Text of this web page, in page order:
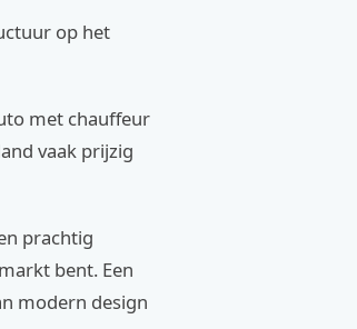
op het
met chauffeur
vaak prijzig
prachtig
bent. Een
modern design